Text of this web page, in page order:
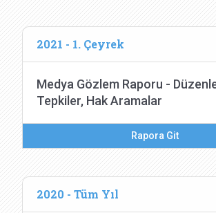
2021 - 1. Çeyrek
Medya Gözlem Raporu -
Tepkiler, Hak Aramalar
Rapora Git
2020 - Tüm Yıl